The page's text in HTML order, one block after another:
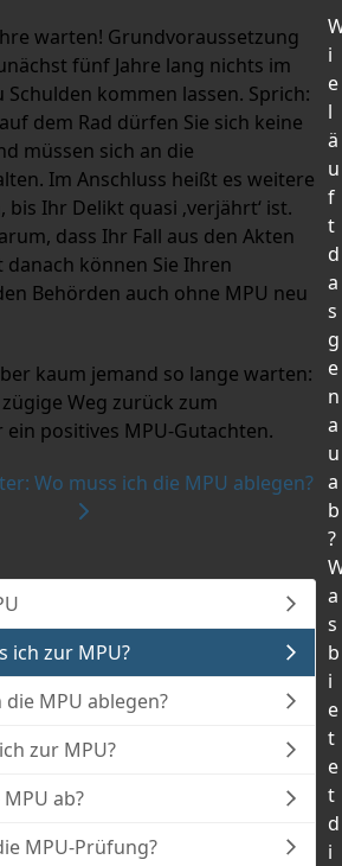
warten! Grundvoraussetzung
fünf Jahre lang nichts im
kommen lassen. Sprich:
dem Rad dürfen Sie sich keine
müssen sich an die
Im Anschluss heißt es weitere
bis Ihr Delikt quasi ‚verjährt‘ ist.
dass Ihr Fall aus den Akten
können Sie Ihren
Behörden auch ohne MPU neu
kaum jemand so lange warten:
Weg zurück zum
positives MPU-Gutachten.
Wo muss ich die MPU ablegen?
ich zur MPU?
MPU ablegen?
zur MPU?
ab?
MPU-Prüfung?
i
e
l
ä
u
f
t
d
a
s
g
e
n
a
u
a
b
?
a
s
b
i
e
t
e
t
d
i